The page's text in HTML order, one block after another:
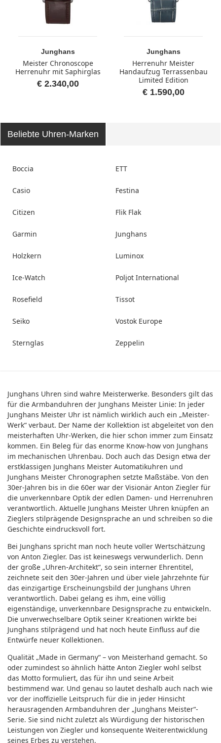
Junghans
Meister Chronoscope
Herrenuhr mit Saphirglas
€ 2.340,00
Junghans
Herrenuhr Meister
Handaufzug Terrassenbau
Limited Edition
€ 1.590,00
Beliebte Uhren-Marken
Boccia
Casio
Citizen
ETT
Festina
Flik Flak
Garmin
Holzkern
Ice-Watch
Junghans
Luminox
Poljot International
Rosefield
Seiko
Sternglas
Tissot
Vostok Europe
Zeppelin
Junghans Uhren sind wahre Meisterwerke. Besonders gilt das
für die Armbanduhren der Junghans Meister Linie: In jeder
Junghans Meister Uhr ist nämlich wirklich auch ein „Meister-
Werk“ verbaut. Der Name der Kollektion ist abgeleitet von den
meisterhaften Uhr-Werken, die hier schon immer zum Einsatz
kommen. Ein Beleg für das enorme Know-how von Junghans
im mechanischen Uhrenbau. Doch auch das Design etwa der
erstklassigen Junghans Meister Automatikuhren und
Junghans Meister Chronographen setzte Maßstäbe. Von den
30er-Jahren bis in die 60er war der Visionär Anton Ziegler für
die unverkennbare Optik der edlen Damen- und Herrenuhren
verantwortlich. Aktuelle Junghans Meister Uhren knüpfen an
Zieglers stilprägende Designsprache an und schreiben so die
Geschichte eindrucksvoll fort.
Bei Junghans spricht man noch heute voller Wertschätzung
von Anton Ziegler. Das ist keineswegs verwunderlich. Denn
der große „Uhren-Architekt“, so sein interner Ehrentitel,
zeichnete seit den 30er-Jahren und über viele Jahrzehnte für
das einzigartige Erscheinungsbild der Junghans Uhren
verantwortlich. Dabei gelang es ihm, eine völlig
eigenständige, unverkennbare Designsprache zu entwickeln.
Die unverwechselbare Optik seiner Kreationen wirkte bei
Junghans stilprägend und hat noch heute Einfluss auf die
Entwürfe neuer Kollektionen.
Qualität „Made in Germany“ – von Meisterhand gemacht. So
oder zumindest so ähnlich hätte Anton Ziegler wohl selbst
das Motto formuliert, das für ihn und seine Arbeit
bestimmend war. Und genau so lautet deshalb auch nach wie
vor der inoffizielle Leitspruch für die in jeder Hinsicht
herausragenden Armbanduhren der „Junghans Meister“-
Serie. Sie sind nicht zuletzt als Würdigung der historischen
Leistungen von Ziegler und konsequente Weiterentwicklung
seines Erbes zu verstehen.